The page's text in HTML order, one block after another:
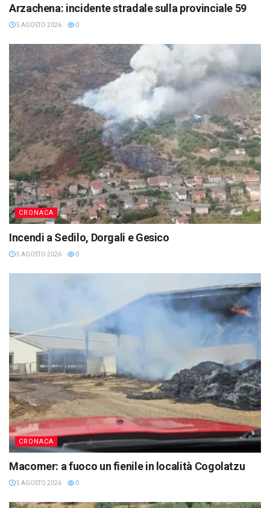
Arzachena: incidente stradale sulla provinciale 59
5 AGOSTO 2026 0
CRONACA
Incendi a Sedilo, Dorgali e Gesico
5 AGOSTO 2026 0
CRONACA
Macomer: a fuoco un fienile in località Cogolatzu
5 AGOSTO 2026 0